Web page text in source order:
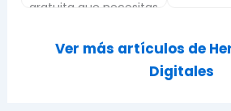
Ver más artículos de
Digitales